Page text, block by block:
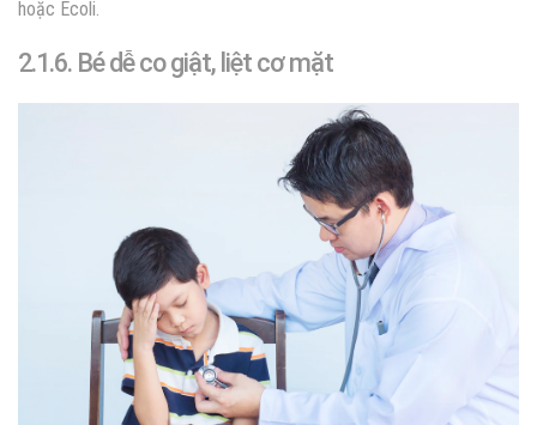
hoặc Ecoli.
2.1.6. Bé dễ co giật, liệt cơ mặt